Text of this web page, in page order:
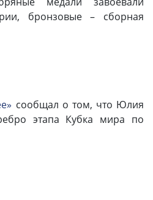
бронзовые – сборная
сообщал о том, что Юлия
этапа Кубка мира по